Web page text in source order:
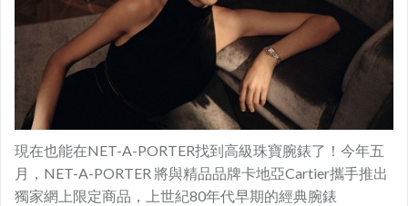
現在也能在NET-A-PORTER找到高級珠寶腕錶了！今年五
月，NET-A-PORTER 將與精品品牌卡地亞Cartier攜手推出
獨家網上限定商品，上世紀80年代早期的經典腕錶